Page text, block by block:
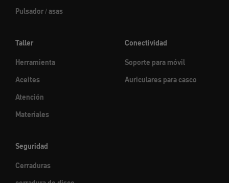
Pulsador / asas
Taller
Herramienta
Aceites
Atención
Materiales
Conectividad
Soporte para móvil
Auriculares para casco
Seguridad
Cerraduras